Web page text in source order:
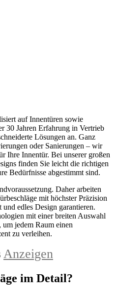
auf Innentüren sowie
30 Jahren Erfahrung in Vertrieb
Lösungen an. Ganz
oder Sanierungen – wir
Ihre Innentür. Bei unserer großen
finden Sie leicht die richtigen
Bedürfnisse abgestimmt sind.
Daher arbeiten
mit höchster Präzision
edles Design garantieren.
mit einer breiten Auswahl
jedem Raum einen
zu verleihen.
Anzeigen
im Detail?